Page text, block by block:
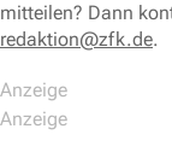
mitteilen? Dann
redaktion@zfk.de.